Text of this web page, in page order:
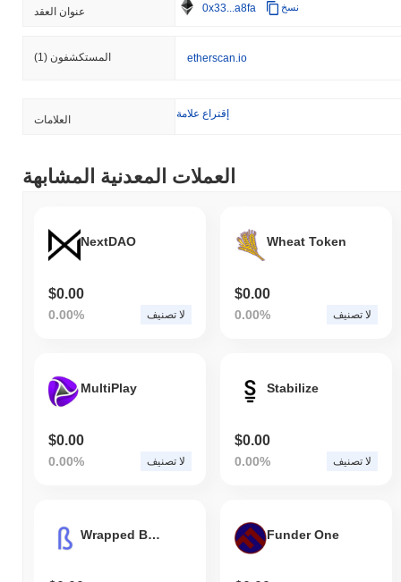
عنوان العقد 0x33...a8fa نسخ
المستكشفون (1) etherscan.io
العلامات إقتراع علامة
العملات المعدنية المشابهة
NextDAO
$0.00
0.00% لا تصنيف
Wheat Token
$0.00
0.00% لا تصنيف
MultiPlay
$0.00
0.00% لا تصنيف
Stabilize
$0.00
0.00% لا تصنيف
Wrapped BIND Funder One